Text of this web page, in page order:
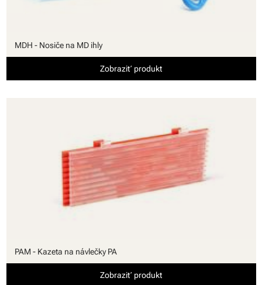
MDH - Nosiče na MD ihly
Zobraziť produkt
PAM - Kazeta na návlečky PA
Zobraziť produkt